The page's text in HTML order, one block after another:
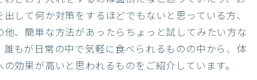
出して何か対策をするほどでもないと思っている方、
他、簡単な方法があったらちょっと試してみたい方な
誰もが日常の中で気軽に食べられるものの中から、体
の効果が高いと思われるものをご紹介しています。